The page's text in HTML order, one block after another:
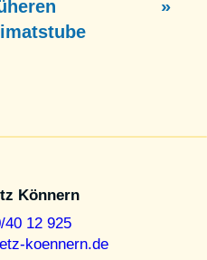
»
Könnern
40 12 925
koennern.de